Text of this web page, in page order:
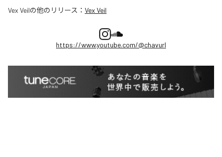
Vex Veilの他のリリース： Vex Veil
https://www.youtube.com/@chavurl